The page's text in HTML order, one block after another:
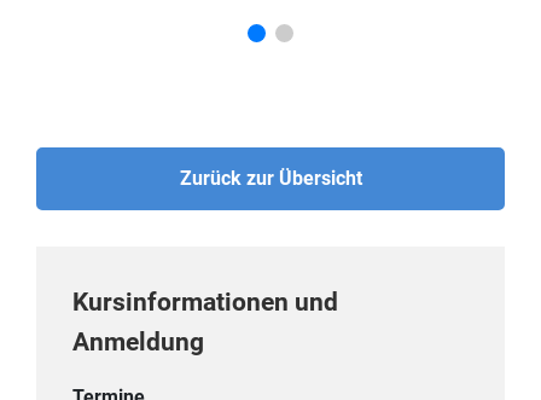
Zurück zur Übersicht
Kursinformationen und
Anmeldung